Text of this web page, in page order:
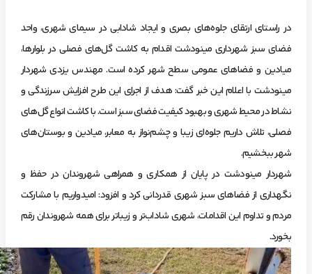
در راستای ارتقای جلوه‌های بصری و ایجاد شادابی در سیمای شهری، واحد
فضای سبز شهرداری مینودشت اقدام به کاشت گل‌های فصلی در بلوارها،
میادین و فضاهای عمومی سطح شهر کرده است. مهندس یزدی شهردار
مینودشت با اعلام این خبر گفت: هدف از اجرای این طرح افزایش سرزندگی و
نشاط در محیط شهری و بهبود کیفیت فضای سبز است. با کاشت انواع گل‌های
فصلی، تلاش داریم جلوه‌ای زیبا و چشم‌نواز به معابر، میادین و بوستان‌های
شهر ببخشیم.
شهردار مینودشت در پایان از همکاری و همراهی شهروندان در حفظ و
نگهداری از فضاهای سبز شهری قدردانی کرد و افزود: امیدواریم با مشارکت
مردم و تداوم این اقدامات، شهری شاداب‌تر و زیباتر برای همه شهروندان رقم
بخورد.